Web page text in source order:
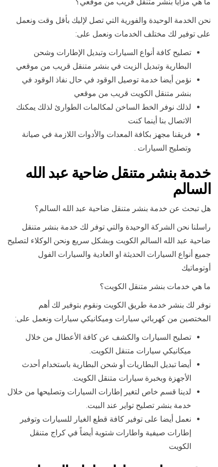
نحن الخدمة الوحيدة والفورية التي تصل لإليك بأقل وقت ونعمل
على توفير لك مختلف الخدمات ونعمل على:
تصليح كافة أنواع السيارات وتبديل الإطارات وشحن
البطارية وتبديل الزيت في بنشر متنقل قريب من موقعي
نؤمن أيضا خدمة توصيل الوقود في حال نفاذ الوقود في
بنشر متنقل الكويت قريب من موقعي
لذلك نوفر الخط الساخن لمكالمات الطوارئ لذلك يمكنك
الاتصال بنا أينما كنت
فريقنا مجهز بكافة المعدات والأدوات اللازمة في صيانة
وتصليح السيارات .
خدمة بنشر متنقل ضاحية عبد الله
السالم
هل تبحث عن خدمة بنشر متنقل ضاحية عبد الله السالم؟
راسلنا نحن الشركة الوحيدة والتي توفر لك خدمة بنشر متنقل
ضاحية عبد الله السالم الكويت وبشكل سريع ونحن الوكلاء لتصليح
جميع أنواع السيارات الحديثة او العادية والسيارات الفول
أوتوماتيك
ما هي خدمات بنشر متنقل الكويت؟
نوفر لك بنشر خدمة طريق الكويت ونقوم بتوفير لك أهم
المختصين من كهربائي سيارات وميكانيكي سيارات ونعمل على:
تصليح السيارات والكشف عن كافة الأعطال من خلال
ميكانيكي سيارات متنقل الكويت.
أيضا تبديل البطاريات أو شحن البطارية باستخدام أحدث
الأجهزة وبخبرة سيارات متنقل الكويت.
لدينا قسم خاص لتغير إطارات السيارات وتصليحها من خلال
خدمة بنشر تصليح تواير عند البيت.
نعمل أيضا على توفير كافة قطع الغيار للسيارات وتوفير
إطارات صيفية واطارات شتوية أيضاً في كراج متنقل
الكويت